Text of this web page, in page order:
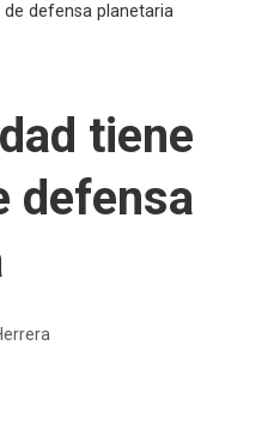
de defensa planetaria
tiene
defensa